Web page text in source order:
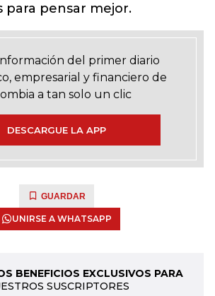
para pensar mejor.
del primer diario
empresarial y financiero de
a tan solo un clic
DESCARGUE LA APP
GUARDAR
UNIRSE A WHATSAPP
BENEFICIOS EXCLUSIVOS PARA
SUSCRIPTORES